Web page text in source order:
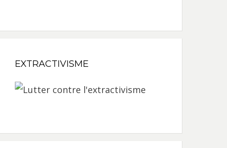
EXTRACTIVISME